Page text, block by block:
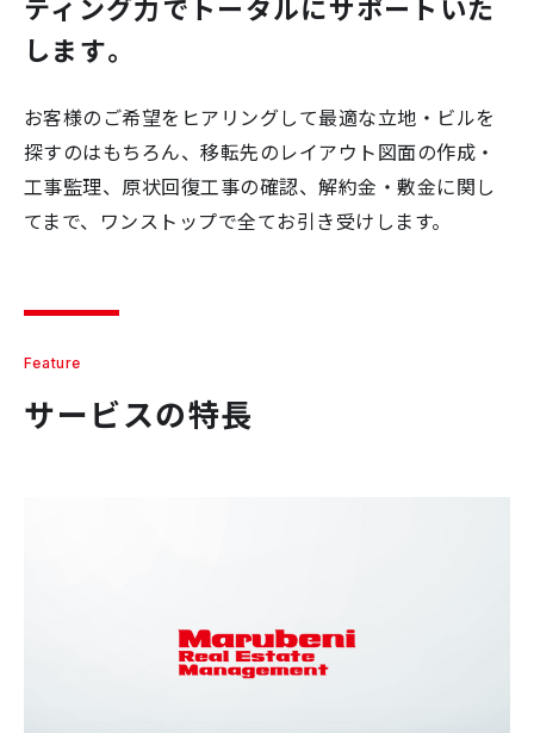
します。
お客様のご希望をヒアリングして最適な立地・ビルを
探すのはもちろん、移転先のレイアウト図面の作成・
工事監理、原状回復工事の確認、解約金・敷金に関し
てまで、ワンストップで全てお引き受けします。
Feature
サービスの特長